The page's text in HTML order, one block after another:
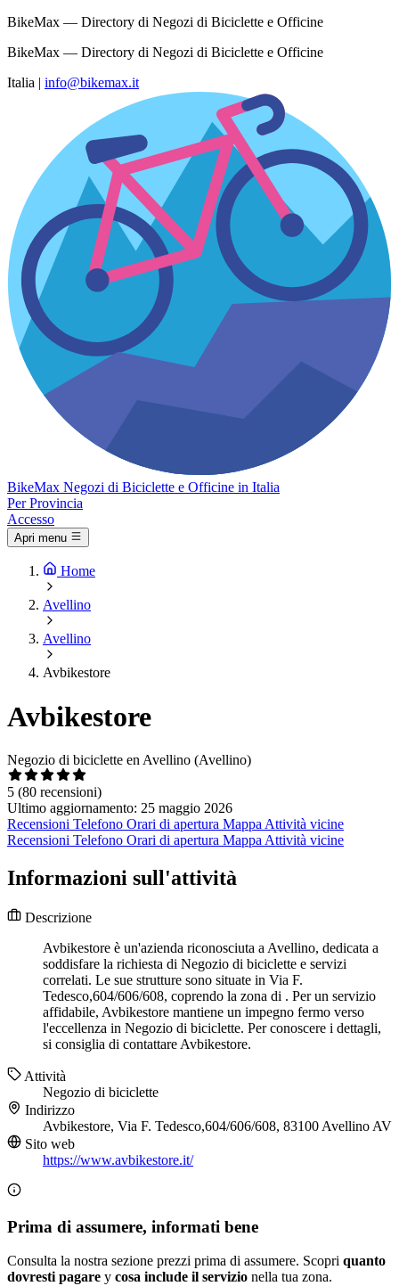
BikeMax — Directory di Negozi di Biciclette e Officine
BikeMax — Directory di Negozi di Biciclette e Officine
Italia | info@bikemax.it
BikeMax Negozi di Biciclette e Officine in Italia
Per Provincia
Accesso
Apri menu
Home
Avellino
Avellino
Avbikestore
Avbikestore
Negozio di biciclette en Avellino (Avellino)
5 (80 recensioni)
Ultimo aggiornamento: 25 maggio 2026
Recensioni Telefono Orari di apertura Mappa Attività vicine
Recensioni Telefono Orari di apertura Mappa Attività vicine
Informazioni sull'attività
Descrizione
Avbikestore è un'azienda riconosciuta a Avellino, dedicata a
soddisfare la richiesta di Negozio di biciclette e servizi
correlati. Le sue strutture sono situate in Via F.
Tedesco,604/606/608, coprendo la zona di . Per un servizio
affidabile, Avbikestore mantiene un impegno fermo verso
l'eccellenza in Negozio di biciclette. Per conoscere i dettagli,
si consiglia di contattare Avbikestore.
Attività
Negozio di biciclette
Indirizzo
Avbikestore, Via F. Tedesco,604/606/608, 83100 Avellino AV
Sito web
https://www.avbikestore.it/
Prima di assumere, informati bene
Consulta la nostra sezione prezzi prima di assumere. Scopri quanto
dovresti pagare y cosa include il servizio nella tua zona.